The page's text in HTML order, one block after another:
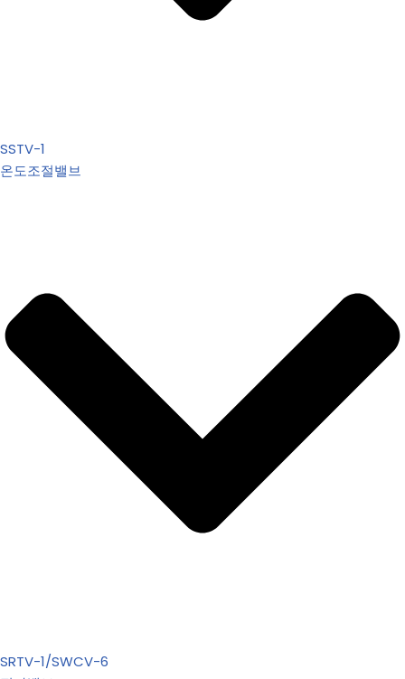
SSTV-1
온도조절밸브
SRTV-1/SWCV-6